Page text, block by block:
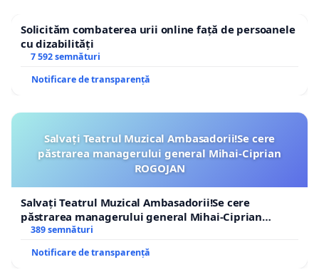
Solicităm combaterea urii online față de persoanele
cu dizabilități
7 592 semnături
Notificare de transparență
Salvați Teatrul Muzical Ambasadorii!Se cere
păstrarea managerului general Mihai-Ciprian
ROGOJAN
Salvați Teatrul Muzical Ambasadorii!Se cere
păstrarea managerului general Mihai-Ciprian
ROGOJAN
389 semnături
Notificare de transparență